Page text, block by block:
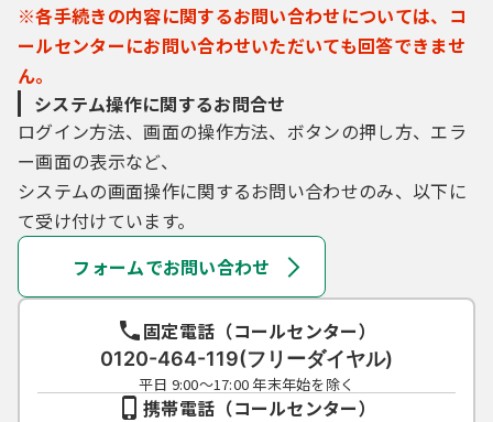
※各手続きの内容に関するお問い合わせについては、コ
ールセンターにお問い合わせいただいても回答できませ
ん。
システム操作に関するお問合せ
ログイン方法、画面の操作方法、ボタンの押し方、エラ
ー画面の表示など、
システムの画面操作に関するお問い合わせのみ、以下に
て受け付けています。
フォームでお問い合わせ
固定電話（コールセンター）
0120-464-119(フリーダイヤル)
平日 9:00～17:00 年末年始を除く
携帯電話（コールセンター）